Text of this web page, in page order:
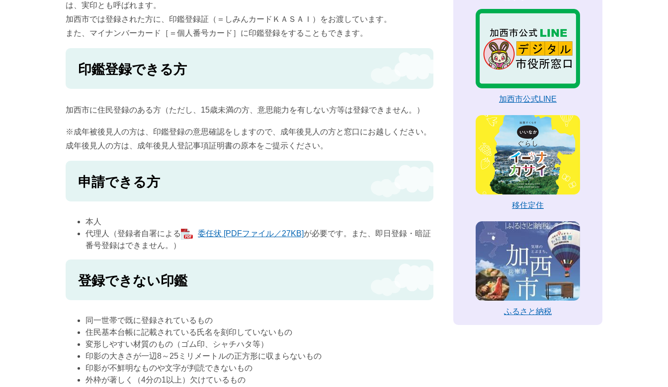
は、実印とも呼ばれます。
加西市では登録された方に、印鑑登録証（＝しみんカードＫＡＳＡＩ）をお渡しています。
また、マイナンバーカード［＝個人番号カード］に印鑑登録をすることもできます。
印鑑登録できる方
加西市に住民登録のある方（ただし、15歳未満の方、意思能力を有しない方等は登録できません。）
※成年被後見人の方は、印鑑登録の意思確認をしますので、成年後見人の方と窓口にお越しください。
成年後見人の方は、成年後見人登記事項証明書の原本をご提示ください。
申請できる方
本人
代理人（登録者自署による
委任状 [PDFファイル／27KB]が必要です。また、即日登録・暗証
番号登録はできません。）
登録できない印鑑
同一世帯で既に登録されているもの
住民基本台帳に記載されている氏名を刻印していないもの
変形しやすい材質のもの（ゴム印、シャチハタ等）
印影の大きさが一辺8～25ミリメートルの正方形に収まらないもの
印影が不鮮明なものや文字が判読できないもの
外枠が著しく（4分の1以上）欠けているもの
加西市公式LINE
移住定住
ふるさと納税